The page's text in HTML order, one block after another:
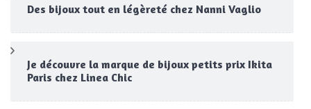
Des bijoux tout en légèreté chez Nanni Vaglio
Je découvre la marque de bijoux petits prix Ikita
Paris chez Linea Chic